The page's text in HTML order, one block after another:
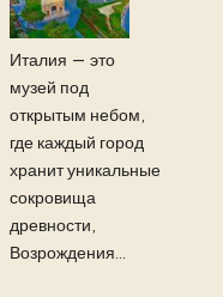
Италия — это
музей под
открытым небом,
где каждый город
хранит уникальные
сокровища
древности,
Возрождения...